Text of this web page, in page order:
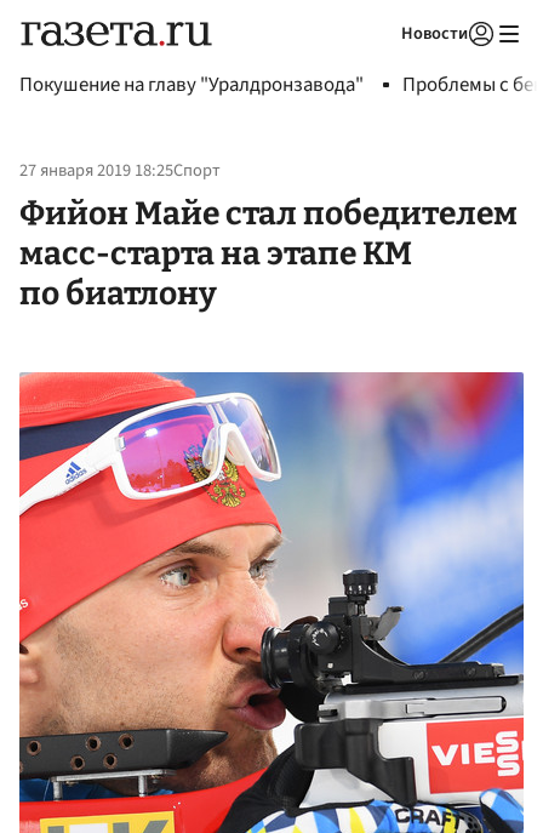
Новости
Покушение на главу "Уралдронзавода" Проблемы с
27 января 2019 18:25Спорт
Фийон Майе стал победителем
масс-старта на этапе КМ
по биатлону